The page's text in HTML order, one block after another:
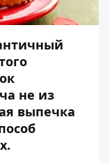
не из
выпечка